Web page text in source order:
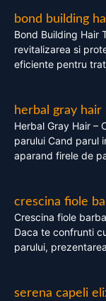
bond building
Bond Building Hair
revitalizarea si
eficiente pentru
herbal gray hair
Herbal Gray Hair –
parului Cand parul
aparand firele de
crescina fiole
Crescina fiole
Daca te confrunti
parului,
serena capeli